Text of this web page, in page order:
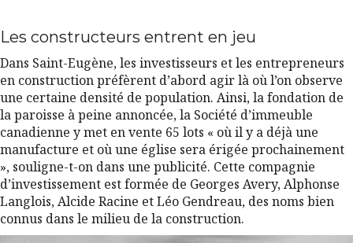
Les constructeurs entrent en jeu
Dans Saint-Eugène, les investisseurs et les entrepreneurs
en construction préfèrent d’abord agir là où l’on observe
une certaine densité de population. Ainsi, la fondation de
la paroisse à peine annoncée, la Société d’immeuble
canadienne y met en vente 65 lots « où il y a déjà une
manufacture et où une église sera érigée prochainement
», souligne-t-on dans une publicité. Cette compagnie
d’investissement est formée de Georges Avery, Alphonse
Langlois, Alcide Racine et Léo Gendreau, des noms bien
connus dans le milieu de la construction.